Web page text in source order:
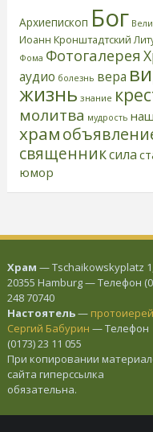
Архиепископ Бог
Иоанн Кронштадтский
Фома Фотогалерея
аудио болезнь вера
жизнь знание
молитва мудрость
храм
священниксила
юмор
Храм — Tschaikowskyplatz
20355 Hamburg — Телефон
248 70740
Настоятель— протоиерей
Сергий Бабурин — Телефон
(0173) 23 11 055
При копировании
сайта гиперссылка
обязательна.